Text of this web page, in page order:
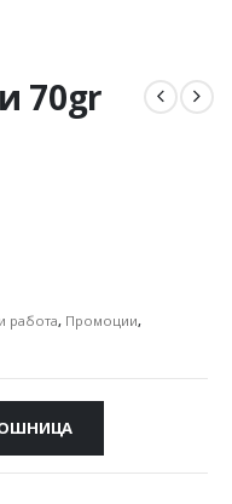
70gr
работа, Промоции,